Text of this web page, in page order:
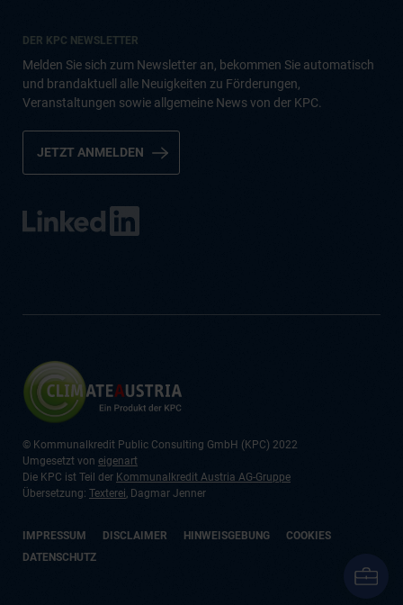
DER KPC NEWSLETTER
Melden Sie sich zum Newsletter an, bekommen Sie automatisch
und brandaktuell alle Neuigkeiten zu Förderungen,
Veranstaltungen sowie allgemeine News von der KPC.
JETZT ANMELDEN
© Kommunalkredit Public Consulting GmbH (KPC) 2022
Umgesetzt von eigenart
Die KPC ist Teil der Kommunalkredit Austria AG-Gruppe
Übersetzung: Texterei, Dagmar Jenner
IMPRESSUM DISCLAIMER HINWEISGEBUNG
COOKIES
DATENSCHUTZ